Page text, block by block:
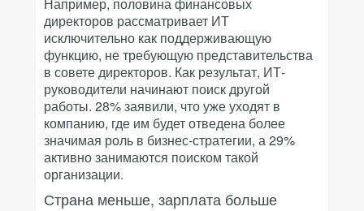
директоров рассматривает ИТ
исключительно как поддерживающую
функцию, не требующую представительства
в совете директоров. Как результат, ИТ-
руководители начинают поиск другой
работы. 28% заявили, что уже уходят в
компанию, где им будет отведена более
значимая роль в бизнес-стратегии, а 29%
активно занимаются поиском такой
организации.
Страна меньше, зарплата больше